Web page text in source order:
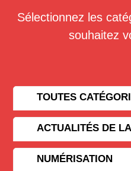
Sélectionnez les
souhaitez
TOUTES
ACTUALITÉS DE
NUMÉRISATION